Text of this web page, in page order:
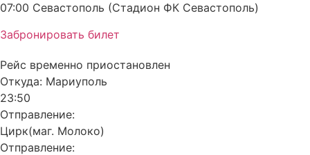
07:00 Севастополь (Стадион ФК Севастополь)
Забронировать билет
Рейс временно приостановлен
Откуда: Мариуполь
23:50
Отправление:
Цирк(маг. Молоко)
Отправление: